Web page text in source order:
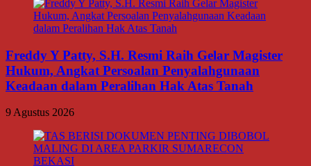
Freddy Y Patty, S.H. Resmi Raih Gelar Magister
Hukum, Angkat Persoalan Penyalahgunaan
Keadaan dalam Peralihan Hak Atas Tanah
9 Agustus 2026